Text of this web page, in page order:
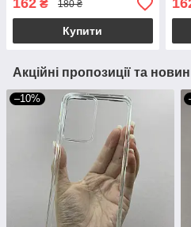
162 ₴ 180 ₴
Купити
stn
Акційні пропозиції та
–10%